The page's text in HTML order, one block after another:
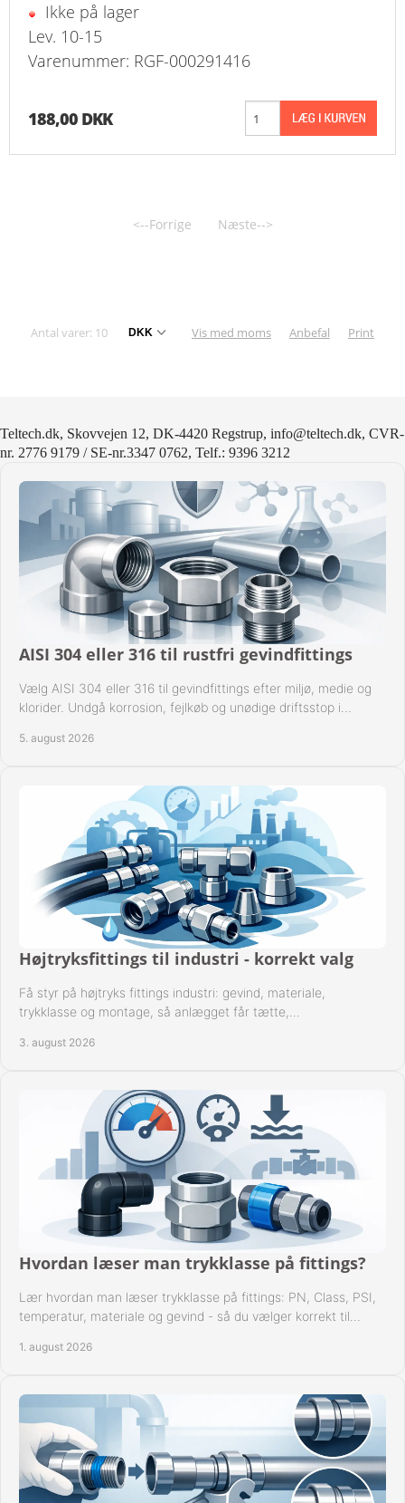
Ikke på lager
Lev. 10-15
Varenummer: RGF-000291416
188,00 DKK
<--Forrige Næste-->
Antal varer: 10 Vis med moms Anbefal Print
Teltech.dk, Skovvejen 12, DK-4420 Regstrup, info@teltech.dk, CVR-
nr. 2776 9179 / SE-nr.3347 0762, Telf.: 9396 3212
AISI 304 eller 316 til rustfri gevindfittings
Vælg AISI 304 eller 316 til gevindfittings efter miljø, medie og
klorider. Undgå korrosion, fejlkøb og unødige driftsstop i
5. august 2026
Højtryksfittings til industri - korrekt valg
Få styr på højtryks fittings industri: gevind, materiale,
trykklasse og montage, så anlægget får tætte,
3. august 2026
Hvordan læser man trykklasse på fittings?
Lær hvordan man læser trykklasse på fittings: PN, Class, PSI,
temperatur, materiale og gevind - så du vælger korrekt til
1. august 2026